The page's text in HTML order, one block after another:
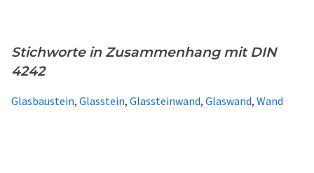
Stichworte in Zusammenhang mit DIN
4242
Glasbaustein, Glasstein, Glassteinwand, Glaswand, Wand